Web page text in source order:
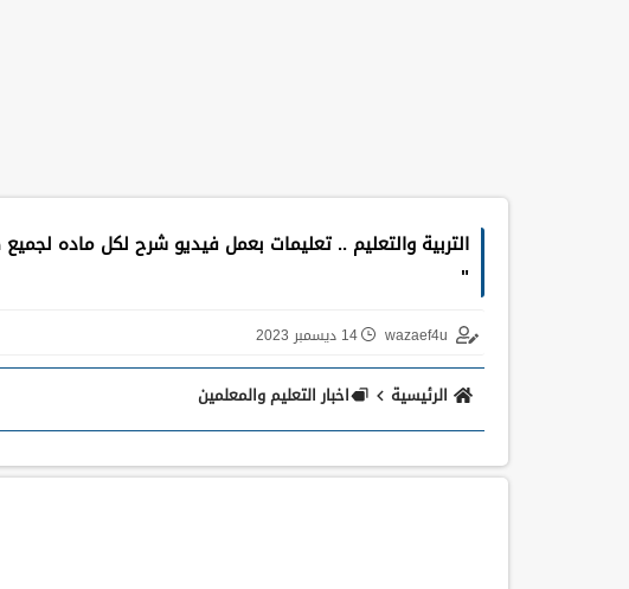
التربية والتعليم .. تعليمات بعمل فيديو شرح لكل ماده
"
wazaef4u 14 ديسمبر 2023
الرئيسية اخبار التعليم والمعلمين